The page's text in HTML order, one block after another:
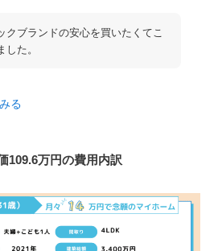
クブランドの安心を買いたくてこ
した。
る
109.6万円の費用内訳